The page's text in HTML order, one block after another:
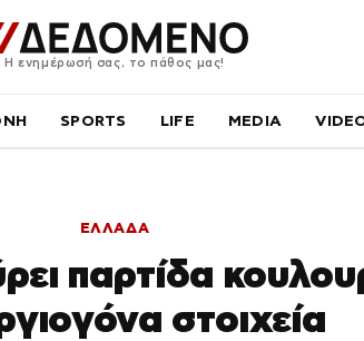
Η ενημέρωσή σας, το πάθος μας!
SPORTS LIFE MEDIA
ΕΛΛΑΔΑ
παρτίδα
στοιχεία